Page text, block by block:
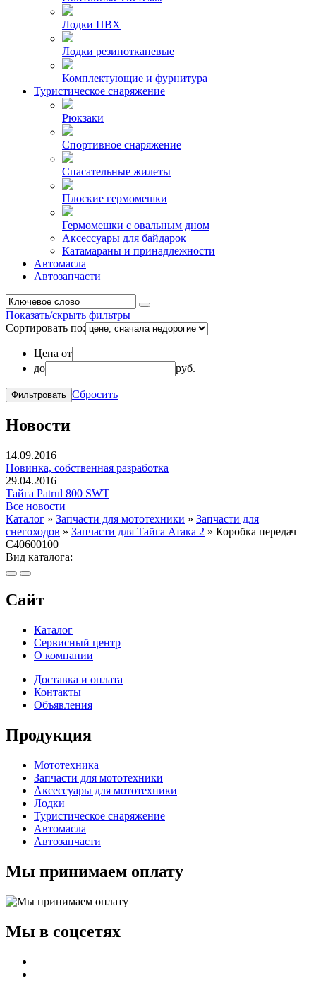
Лодки ПВХ
Лодки резинотканевые
Комплектующие и фурнитура
Туристическое снаряжение
Рюкзаки
Спортивное снаряжение
Спасательные жилеты
Плоские гермомешки
Гермомешки с овальным дном
Аксессуары для байдарок
Катамараны и принадлежности
Автомасла
Автозапчасти
Показать/скрыть фильтры
Сортировать по:
Цена от
до
руб.
Сбросить
Новости
14.09.2016
Новинка, собственная разработка
29.04.2016
Тайга Patrul 800 SWT
Все новости
Каталог » Запчасти для мототехники » Запчасти для
снегоходов » Запчасти для Тайга Атака 2 » Коробка передач
C40600100
Вид каталога:
Сайт
Каталог
Сервисный центр
О компании
Доставка и оплата
Контакты
Объявления
Продукция
Мототехника
Запчасти для мототехники
Аксессуары для мототехники
Лодки
Туристическое снаряжение
Автомасла
Автозапчасти
Мы принимаем оплату
Мы в соцсетях